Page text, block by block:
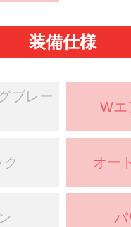
装備仕様
ブレー
Wエ
オー
パ